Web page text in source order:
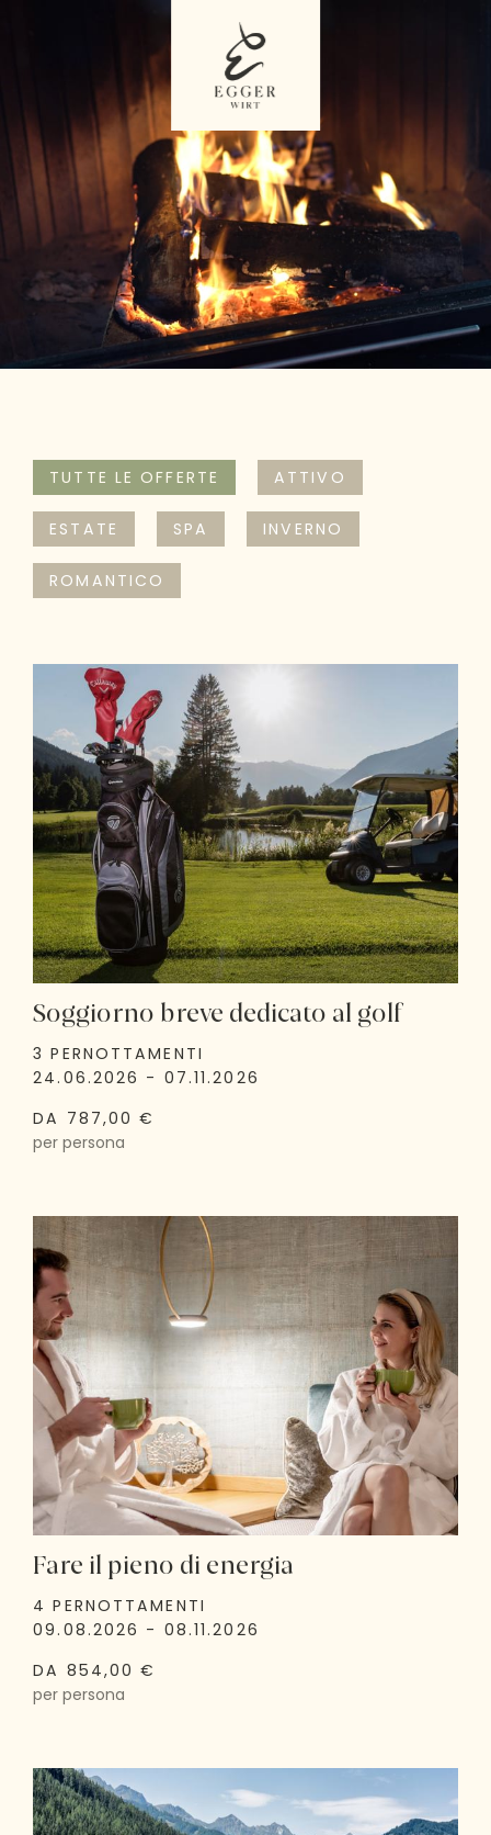
TUTTE LE OFFERTE ATTIVO
ESTATE SPA INVERNO
ROMANTICO
Soggiorno breve dedicato al golf
3 PERNOTTAMENTI
24.06.2026 - 07.11.2026
DA 787,00 €
per persona
Fare il pieno di energia
4 PERNOTTAMENTI
09.08.2026 - 08.11.2026
DA 854,00 €
per persona